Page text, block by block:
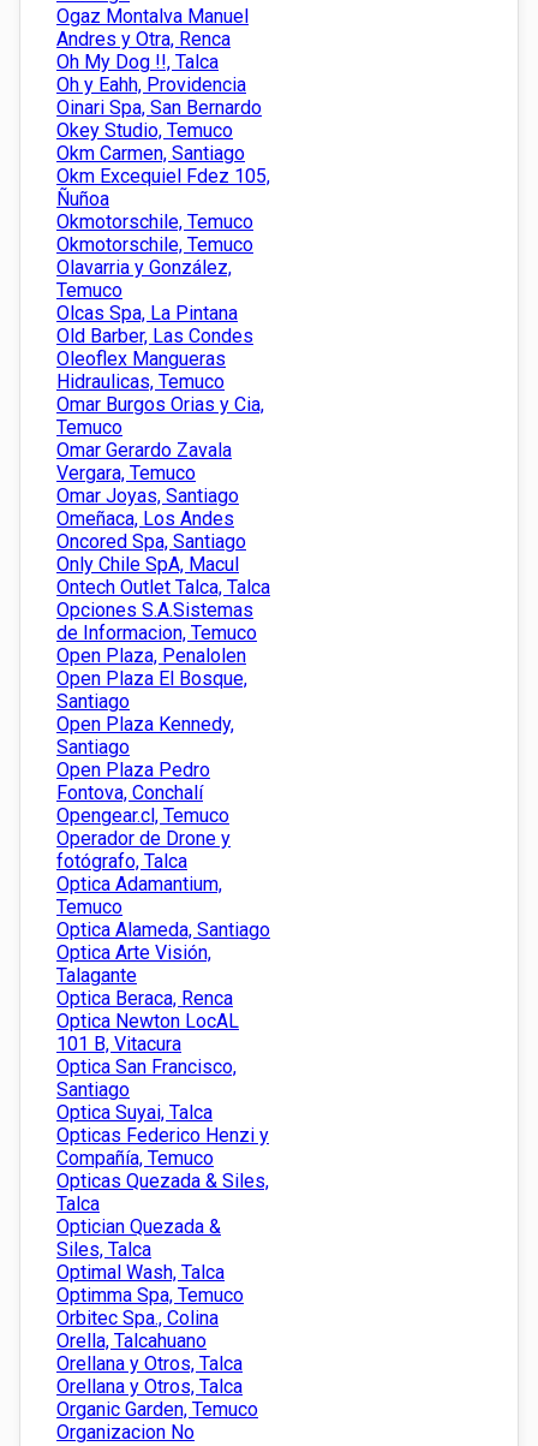
Ogaz Montalva Manuel
Andres y Otra, Renca
Oh My Dog !!, Talca
Oh y Eahh, Providencia
Oinari Spa, San Bernardo
Okey Studio, Temuco
Okm Carmen, Santiago
Okm Excequiel Fdez 105,
Ñuñoa
Okmotorschile, Temuco
Okmotorschile, Temuco
Olavarria y González,
Temuco
Olcas Spa, La Pintana
Old Barber, Las Condes
Oleoflex Mangueras
Hidraulicas, Temuco
Omar Burgos Orias y Cia,
Temuco
Omar Gerardo Zavala
Vergara, Temuco
Omar Joyas, Santiago
Omeñaca, Los Andes
Oncored Spa, Santiago
Only Chile SpA, Macul
Ontech Outlet Talca, Talca
Opciones S.A.Sistemas
de Informacion, Temuco
Open Plaza, Penalolen
Open Plaza El Bosque,
Santiago
Open Plaza Kennedy,
Santiago
Open Plaza Pedro
Fontova, Conchalí
Opengear.cl, Temuco
Operador de Drone y
fotógrafo, Talca
Optica Adamantium,
Temuco
Optica Alameda, Santiago
Optica Arte Visión,
Talagante
Optica Beraca, Renca
Optica Newton LocAL
101 B, Vitacura
Optica San Francisco,
Santiago
Optica Suyai, Talca
Opticas Federico Henzi y
Compañía, Temuco
Opticas Quezada & Siles,
Talca
Optician Quezada &
Siles, Talca
Optimal Wash, Talca
Optimma Spa, Temuco
Orbitec Spa., Colina
Orella, Talcahuano
Orellana y Otros, Talca
Orellana y Otros, Talca
Organic Garden, Temuco
Organizacion No